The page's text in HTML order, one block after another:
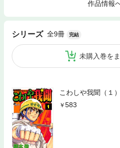
作品情報
シリーズ 全9冊 完結
未購入巻を
こわしや我聞（１）
583